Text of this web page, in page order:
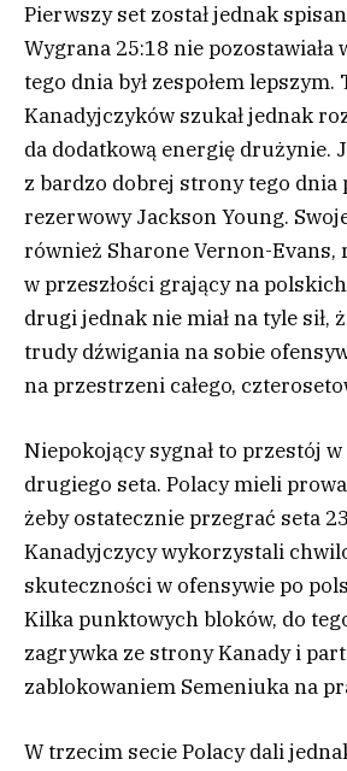
Pierwszy set został jednak
Wygrana 25:18 nie pozostawiała
tego dnia był zespołem lepszym.
Kanadyjczyków szukał jednak
da dodatkową energię drużynie.
z bardzo dobrej strony tego dnia
rezerwowy Jackson Young. Swoje
również Sharone Vernon-Evans,
w przeszłości grający na
drugi jednak nie miał na tyle sił,
trudy dźwigania na sobie
na przestrzeni całego,
Niepokojący sygnał to przestój
drugiego seta. Polacy mieli
żeby ostatecznie przegrać seta
Kanadyjczycy wykorzystali
skuteczności w ofensywie po
Kilka punktowych bloków, do
zagrywka ze strony Kanady i
zablokowaniem Semeniuka na
W trzecim secie Polacy dali